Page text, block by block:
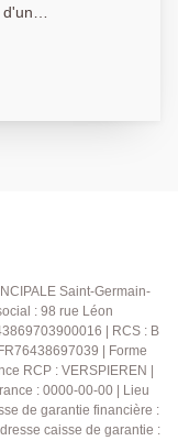
tout
scolaires
de Saint-
gardien, et
s'ouvre
indépendant
spacieuse,
double
À l'étage, un
belle suite
privative,
Saint-Germain-
: 98 rue Léon
| RCS : B
| Forme
RCP : VERSPIEREN |
: 0000-00-00 | Lieu
de garantie financière :
caisse de garantie :